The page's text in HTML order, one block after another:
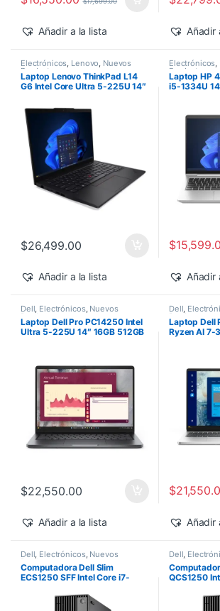
Añadir a la lista Añadir
Electrónicos, Lenovo, Nuevos
Productos
Laptop Lenovo ThinkPad L14
G6 Intel Core Ultra 5-225U 14″
Pro
$26,499.00
Añadir a la lista
Electrónicos,
Productos
Laptop HP
i5-1334U
$
Añadir
Dell, Electrónicos, Nuevos
Productos
Laptop Dell Pro PC14250 Intel
Ultra 5-225U 14″ 16GB 512GB
$22,550.00
Añadir a la lista
Dell,
Productos
Laptop Dell
Ryzen AI 7-
$
Añadir
Dell Electrónicos, Nuevos
Productos
Computadora Dell Slim
ECS1250 SFF Intel Core i7-
Windows 11 Pro
Dell
Productos
QCS1250
Windows 11